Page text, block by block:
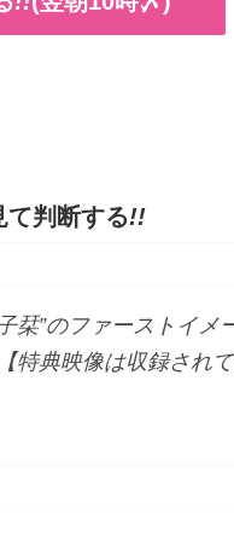
判断する!!
栞”のファーストイメ
特典映像は収録され